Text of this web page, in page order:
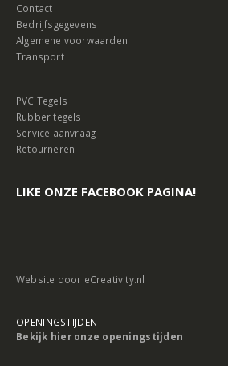
Contact
Bedrijfsgegevens
Algemene voorwaarden
Transport
PVC Tegels
Rubber tegels
Service aanvraag
Retourneren
LIKE ONZE FACEBOOK PAGINA!
Website door eCreativity.nl
OPENINGSTIJDEN
Bekijk hier onze openingstijden